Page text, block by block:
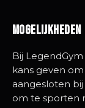
Mogelijkheden
Bij
kans geven
aangesloten
om te sporten